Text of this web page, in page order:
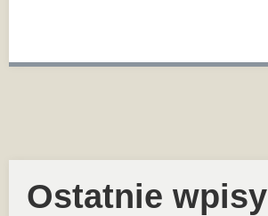
Ostatnie wpisy